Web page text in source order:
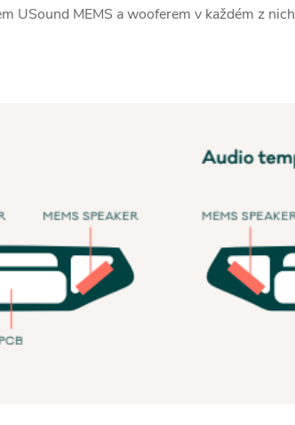
USound MEMS a wooferem v každém z nich